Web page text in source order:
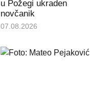
u Požegi ukraden
novčanik
07.08.2026